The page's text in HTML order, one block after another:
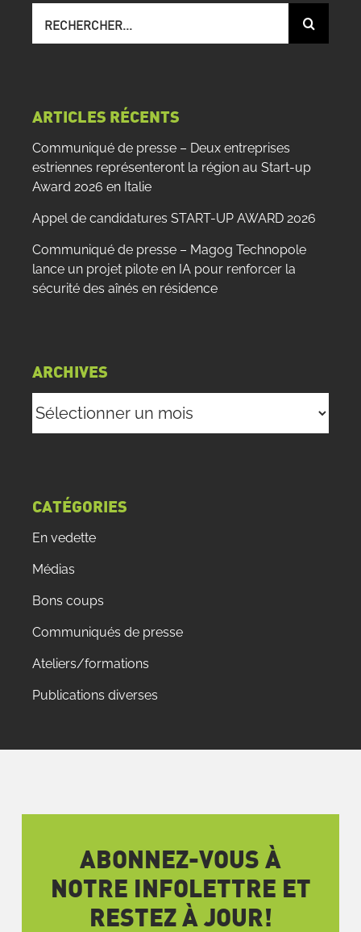
sur
ARTICLES RÉCENTS
Communiqué de presse – Deux entreprises
estriennes représenteront la région au Start-up
Award 2026 en Italie
Appel de candidatures START-UP AWARD 2026
Communiqué de presse – Magog Technopole
lance un projet pilote en IA pour renforcer la
sécurité des aînés en résidence
ARCHIVES
CATÉGORIES
En vedette
Médias
Bons coups
Communiqués de presse
Ateliers/formations
Publications diverses
ABONNEZ-VOUS À
NOTRE INFOLETTRE ET
RESTEZ À JOUR!